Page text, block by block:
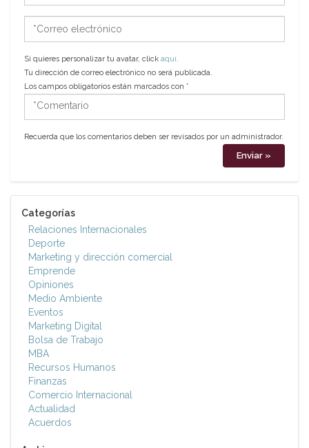
electrónico
Si quieres personalizar tu avatar, click aquí.
Tu dirección de correo electrónico no será publicada.
Los campos obligatorios están marcados con *
*Comentario
Recuerda que los comentarios deben ser revisados por un administrador.
Categorías
Relaciones Internacionales
Deporte
Marketing y dirección comercial
Emprende
Opiniones
Medio Ambiente
Eventos
Marketing Digital
Bolsa de Trabajo
MBA
Recursos Humanos
Finanzas
Comercio Internacional
Actualidad
Acuerdos